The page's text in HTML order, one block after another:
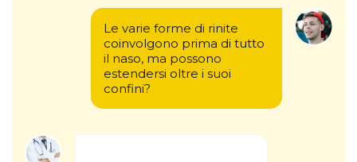
Le varie forme di rinite
coinvolgono prima di tutto
il naso, ma possono
estendersi oltre i suoi
confini?